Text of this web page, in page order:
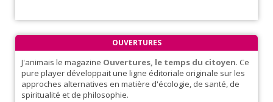
OUVERTURES
J'animais le magazine Ouvertures, le temps du citoyen. Ce
pure player développait une ligne éditoriale originale sur les
approches alternatives en matière d'écologie, de santé, de
spiritualité et de philosophie.